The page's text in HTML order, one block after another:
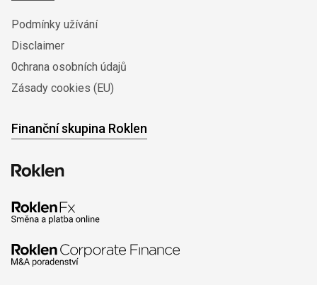
Podmínky užívání
Disclaimer
0chrana osobních údajů
Zásady cookies (EU)
Finanční skupina Roklen